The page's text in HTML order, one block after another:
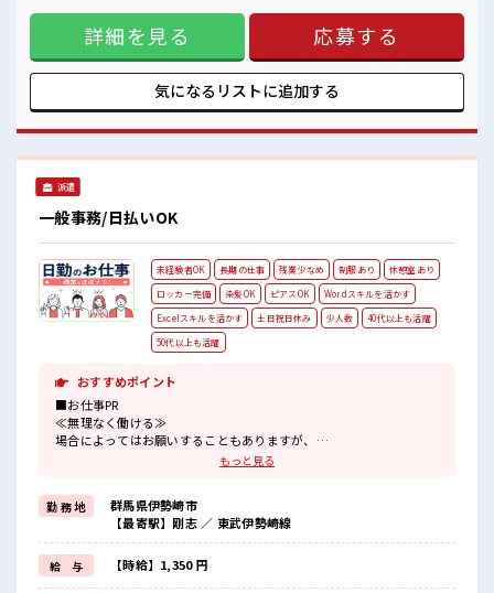
時間があれば昼寝もしちゃおう！
ロッカーあり！
安心してお仕事に集中♪
は家族や友人と一緒にプライベート満喫！ ≪ラクラク制服ア
リ≫ 制服があるので、 毎日の服装の悩み解消♪ ≪未経験の方
も大カンゲイ≫ 新しいことにチャレンジするのは不安だけ
ど、 しっかり働く環境が整っています！ イチからスキルUP・
ステップUP目指していきましょう！ ■職場の雰囲気 女性も活
躍しやすい雰囲気の職場です！ ≪20代の方が多数活躍中の職
う！ ロッカーあり！ 安心してお仕事に集中♪
詳細を見る 応募する
気になるリストに追加する
派遣
一般事務/日払いOK
未経験者OK 長期の仕事 残業少なめ 制服あり
休憩室あり
ロッカー完備
染髪OK ピアスOK
Wordスキルを活かす
Excelスキルを活かす
土日祝日休み 少人数
40代以上も活躍
50代以上も活躍
おすすめポイント
■お仕事PR
≪無理なく働ける≫
場合によってはお願いすることもありますが、
週末は家族や友人と一緒にプライベート満喫！
≪ヘアカラーOKで自由な雰囲気の職場≫
明るすぎたり奇抜でなければ基本的に自由！
(規定有)≪動きやすい制服アリ≫
制服があるので、
毎日の服装の悩み解消♪
もっと見る
勤 務 地
群馬県伊勢崎市
【最寄駅】剛志 ／ 東武伊勢崎線
給 与 【時給】1,350 円